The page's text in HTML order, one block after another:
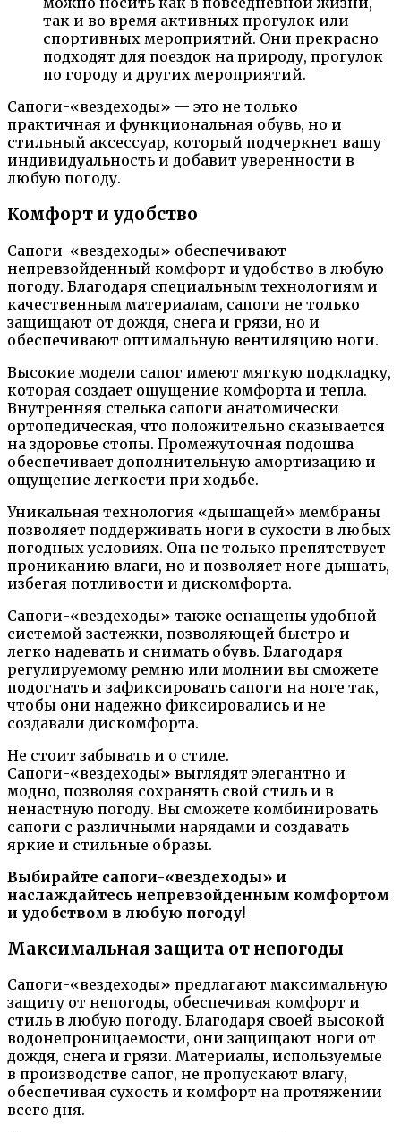
так и во время активных прогулок или
спортивных мероприятий. Они прекрасно
подходят для поездок на природу, прогулок
по городу и других мероприятий.
Сапоги-«вездеходы» — это не только
практичная и функциональная обувь, но и
стильный аксессуар, который подчеркнет вашу
индивидуальность и добавит уверенности в
любую погоду.
Комфорт и удобство
Сапоги-«вездеходы» обеспечивают
непревзойденный комфорт и удобство в любую
погоду. Благодаря специальным технологиям и
качественным материалам, сапоги не только
защищают от дождя, снега и грязи, но и
обеспечивают оптимальную вентиляцию ноги.
Высокие модели сапог имеют мягкую подкладку,
которая создает ощущение комфорта и тепла.
Внутренняя стелька сапоги анатомически
ортопедическая, что положительно сказывается
на здоровье стопы. Промежуточная подошва
обеспечивает дополнительную амортизацию и
ощущение легкости при ходьбе.
Уникальная технология «дышащей» мембраны
позволяет поддерживать ноги в сухости в любых
погодных условиях. Она не только препятствует
прониканию влаги, но и позволяет ноге дышать,
избегая потливости и дискомфорта.
Сапоги-«вездеходы» также оснащены удобной
системой застежки, позволяющей быстро и
легко надевать и снимать обувь. Благодаря
регулируемому ремню или молнии вы сможете
подогнать и зафиксировать сапоги на ноге так,
чтобы они надежно фиксировались и не
создавали дискомфорта.
Не стоит забывать и о стиле.
Сапоги-«вездеходы» выглядят элегантно и
модно, позволяя сохранять свой стиль и в
ненастную погоду. Вы сможете комбинировать
сапоги с различными нарядами и создавать
яркие и стильные образы.
Выбирайте сапоги-«вездеходы» и
наслаждайтесь непревзойденным комфортом
и удобством в любую погоду!
Максимальная защита от непогоды
Сапоги-«вездеходы» предлагают максимальную
защиту от непогоды, обеспечивая комфорт и
стиль в любую погоду. Благодаря своей высокой
водонепроницаемости, они защищают ноги от
дождя, снега и грязи. Материалы, используемые
в производстве сапог, не пропускают влагу,
обеспечивая сухость и комфорт на протяжении
всего дня.